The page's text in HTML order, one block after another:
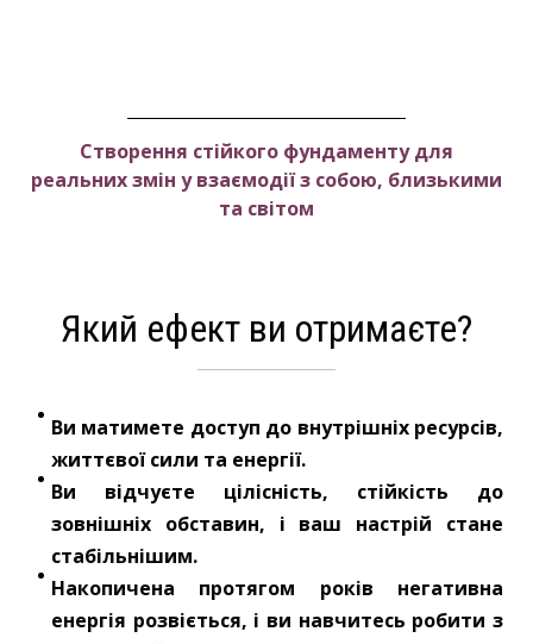
Який ефект ви отримаєте?
Ви матимете доступ до внутрішніх ресурсів,
життєвої сили та енергії.
Ви відчуєте цілісність, стійкість до
зовнішніх обставин, і ваш настрій стане
стабільнішим.
Накопичена протягом років негативна
енергія розвіється, і ви навчитесь робити з
Створення стійкого фундаменту для
реальних змін у взаємодії з собою, близькими
та світом